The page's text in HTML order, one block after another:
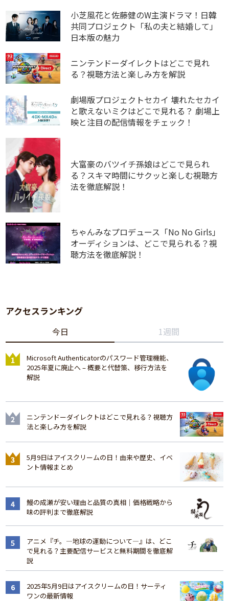
小芝風花と佐藤健のW主演ドラマ！日韓
共同プロジェクト「私の夫と結婚して」
日本版の魅力
ニンテンドーダイレクトはどこで見れ
る？視聴方法と楽しみ方を解説
劇場版プロジェクトセカイ 壊れたセカイ
と歌えないミクはどこで見れる？ 劇場上
映と注目の配信情報をチェック！
大富豪のバツイチ孫娘はどこで見られ
る？スキマ時間にサクッと楽しむ視聴方
法を徹底解説！
ちゃんみなプロデュース「No No Girls」
オーディションは、どこで見られる？視
聴方法を徹底解説！
アクセスランキング
今日 1週間
Microsoft Authenticatorのパスワード管理機能、
2025年夏に廃止へ – 概要と代替策、移行方法を
解説
ニンテンドーダイレクトはどこで見れる？視聴方
法と楽しみ方を解説
5月9日はアイスクリームの日！由来や歴史、イベ
ント情報まとめ
鰻の成瀬が安い理由と品質の真相｜価格戦略から
味の評判まで徹底解説
アニメ『チ。―地球の運動について―』は、どこ
で見れる？主要配信サービスと無料期間を徹底解
説
2025年5月9日はアイスクリームの日！サーティ
ワンの最新情報